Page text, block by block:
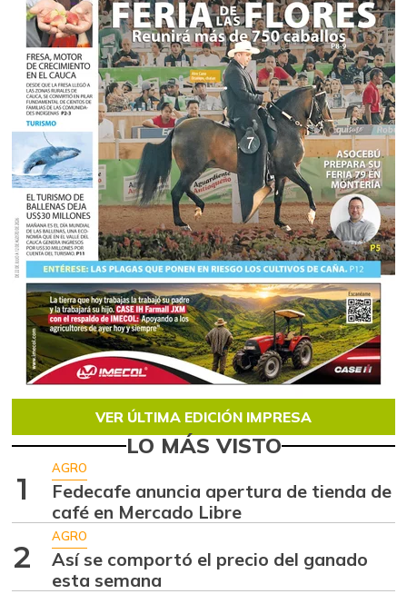
VER ÚLTIMA EDICIÓN IMPRESA
LO MÁS VISTO
1
AGRO
Fedecafe anuncia apertura de tienda de
café en Mercado Libre
2
AGRO
Así se comportó el precio del ganado
esta semana